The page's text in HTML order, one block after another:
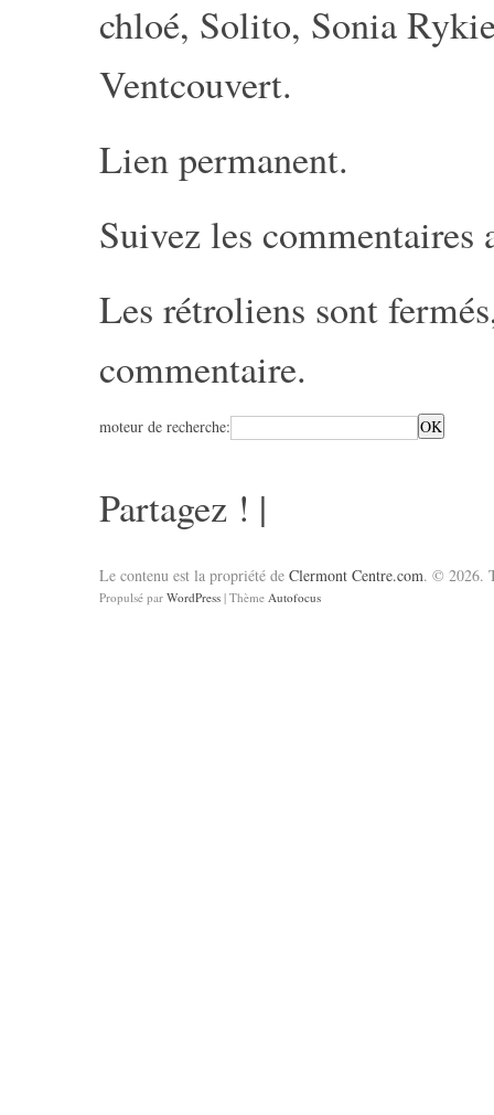
chloé, Solito, Sonia
Ventcouvert.
Lien permanent.
Suivez les commentaires
Les rétroliens sont
commentaire.
moteur de recherche:
Partagez ! |
Le contenu est la propriété de Clermont Centre.com. © 2026.
Propulsé par WordPress | Thème Autofocus